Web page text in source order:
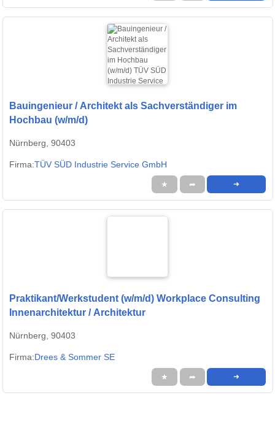
Bauingenieur / Architekt als Sachverständiger im
Hochbau (w/m/d)
Nürnberg, 90403
Firma:TÜV SÜD Industrie Service GmbH
★ ➦ ➜
Praktikant/Werkstudent (w/m/d) Workplace Consulting
Innenarchitektur / Architektur
Nürnberg, 90403
Firma:Drees & Sommer SE
★ ➦ ➜